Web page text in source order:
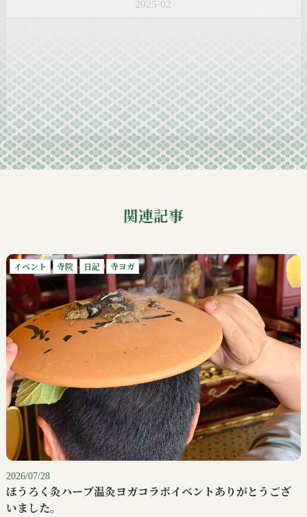
2025-01
2024-11
2024-10
2024-09
関連記事
イベント 寺院 日記 寺ヨガ
2026/07/28
ほうろく灸ハーブ温灸ヨガコラボイベントありがとうござ
いました。